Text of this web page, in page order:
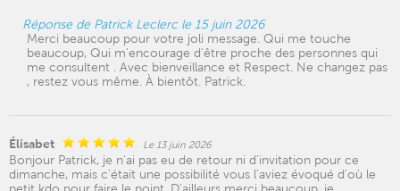
Réponse de Patrick Leclerc le 15 juin 2026
Merci beaucoup pour votre joli message. Qui me touche
beaucoup, Qui m'encourage d'être proche des personnes qui
me consultent . Avec bienveillance et Respect. Ne changez pas
, restez vous même. À bientôt. Patrick.
Élisabet Le 13 juin 2026
Bonjour Patrick, je n'ai pas eu de retour ni d'invitation pour ce
dimanche, mais c'était une possibilité vous l'aviez évoqué d'où le